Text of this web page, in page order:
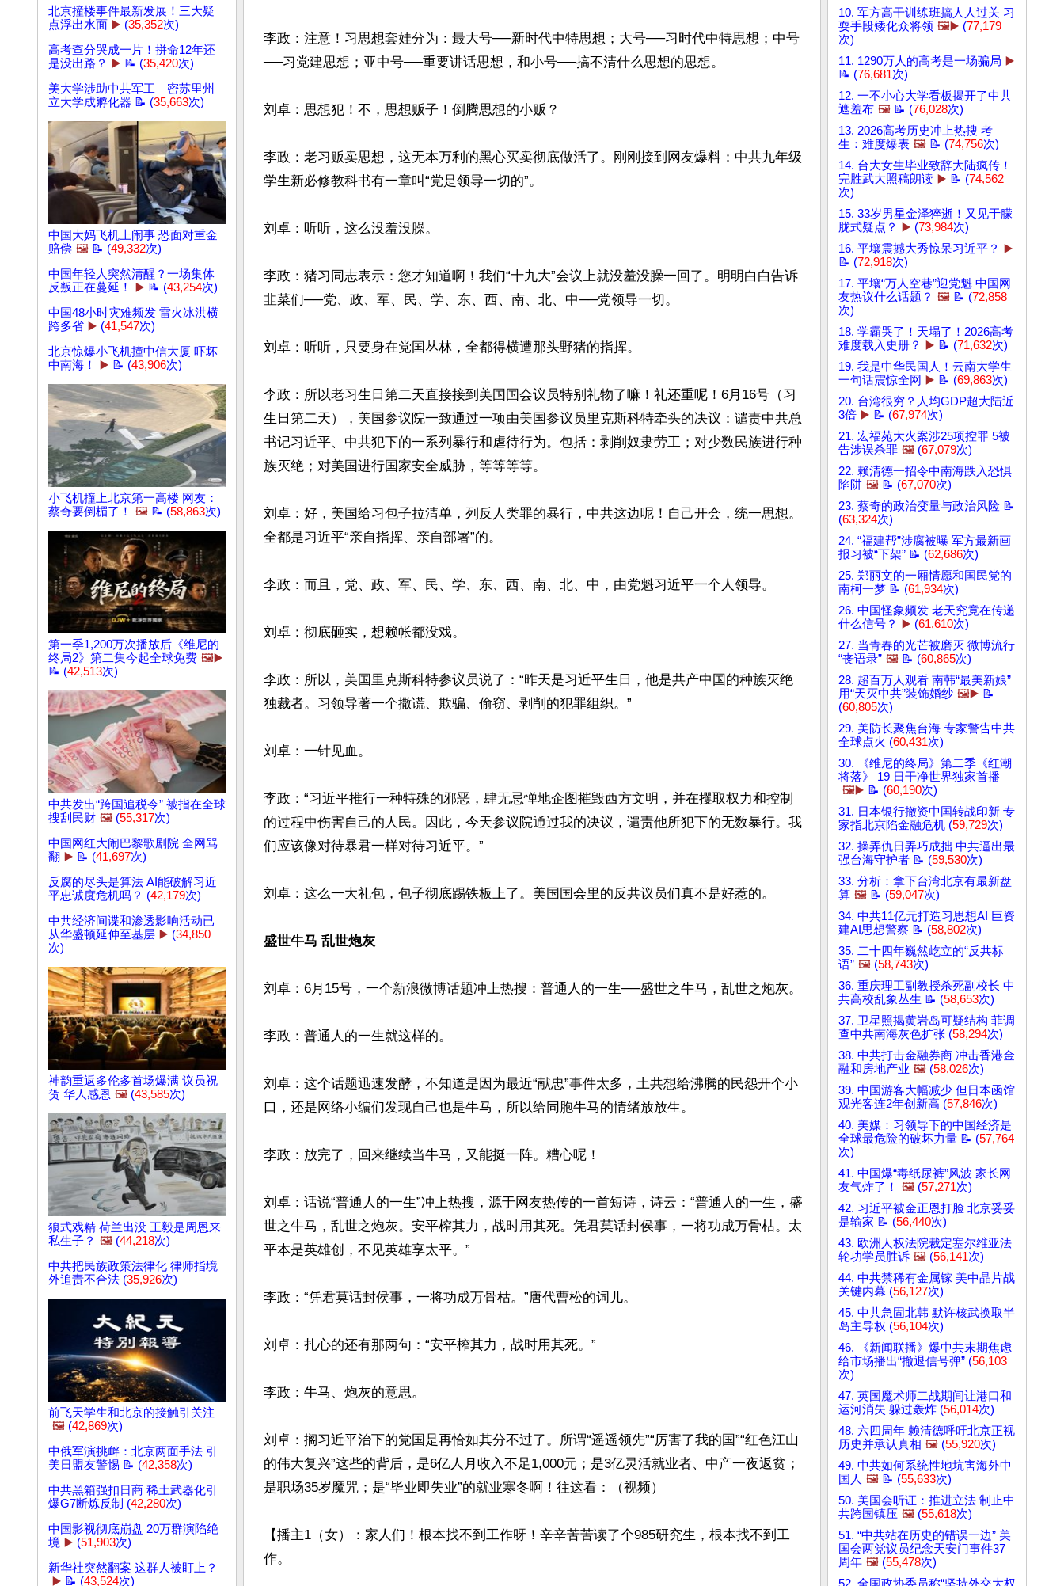
北京撞楼事件最新发展！三大疑
点浮出水面 ▶️ (35,352次)
高考查分哭成一片！拼命12年还
是没出路？
▶️ 📝 (35,420次)
美大学涉助中共军工 密苏里州
立大学成孵化器 📝 (35,663次)
中国大妈飞机上闹事 恐面对重金
赔偿 🖼️ 📝 (49,332次)
中国年轻人突然清醒？一场集体
反叛正在蔓延！
▶️ 📝 (43,254次)
中国48小时灾难频发 雷火冰洪横
跨多省 ▶️ (41,547次)
北京惊爆小飞机撞中信大厦 吓坏
中南海！
▶️ 📝 (43,906次)
小飞机撞上北京第一高楼 网友：
蔡奇要倒楣了！
🖼️ 📝 (58,863次)
第一季1,200万次播放后《维尼的
终局2》第二集今起全球免费 🖼️▶️
📝 (42,513次)
中共发出“跨国追税令” 被指在全球
搜刮民财 🖼️ (55,317次)
中国网红大闹巴黎歌剧院 全网骂
翻 ▶️ 📝 (41,697次)
反腐的尽头是算法 AI能破解习近
平忠诚度危机吗？ (42,179次)
中共经济间谍和渗透影响活动已
从华盛顿延伸至基层 ▶️ (34,850
次)
神韵重返多伦多首场爆满 议员祝
贺 华人感恩 🖼️ (43,585次)
狼式戏精 荷兰出没 王毅是周恩来
私生子？ 🖼️ (44,218次)
中共把民族政策法律化 律师指境
外追责不合法 (35,926次)
前飞天学生和北京的接触引关注
🖼️ (42,869次)
中俄军演挑衅：北京两面手法 引
美日盟友警惕 📝 (42,358次)
中共黑箱强扣日商 稀土武器化引
爆G7断炼反制 (42,280次)
中国影视彻底崩盘 20万群演陷绝
境 ▶️ (51,903次)
新华社突然翻案 这群人被盯上？
▶️ 📝 (43,524次)
李政：注意！习思想套娃分为：最大号──新时代中特思想；大号──习时代中特思想；中号
──习党建思想；亚中号──重要讲话思想，和小号──搞不清什么思想的思想。
刘卓：思想犯！不，思想贩子！倒腾思想的小贩？
李政：老习贩卖思想，这无本万利的黑心买卖彻底做活了。刚刚接到网友爆料：中共九年级
学生新必修教科书有一章叫“党是领导一切的”。
刘卓：听听，这么没羞没臊。
李政：猪习同志表示：您才知道啊！我们“十九大”会议上就没羞没臊一回了。明明白白告诉
韭菜们──党、政、军、民、学、东、西、南、北、中──党领导一切。
刘卓：听听，只要身在党国丛林，全都得横遭那头野猪的指挥。
李政：所以老习生日第二天直接接到美国国会议员特别礼物了嘛！礼还重呢！6月16号（习
生日第二天），美国参议院一致通过一项由美国参议员里克斯科特牵头的决议：谴责中共总
书记习近平、中共犯下的一系列暴行和虐待行为。包括：剥削奴隶劳工；对少数民族进行种
族灭绝；对美国进行国家安全威胁，等等等等。
刘卓：好，美国给习包子拉清单，列反人类罪的暴行，中共这边呢！自己开会，统一思想。
全都是习近平“亲自指挥、亲自部署”的。
李政：而且，党、政、军、民、学、东、西、南、北、中，由党魁习近平一个人领导。
刘卓：彻底砸实，想赖帐都没戏。
李政：所以，美国里克斯科特参议员说了：“昨天是习近平生日，他是共产中国的种族灭绝
独裁者。习领导著一个撒谎、欺骗、偷窃、剥削的犯罪组织。”
刘卓：一针见血。
李政：“习近平推行一种特殊的邪恶，肆无忌惮地企图摧毁西方文明，并在攫取权力和控制
的过程中伤害自己的人民。因此，今天参议院通过我的决议，谴责他所犯下的无数暴行。我
们应该像对待暴君一样对待习近平。”
刘卓：这么一大礼包，包子彻底踢铁板上了。美国国会里的反共议员们真不是好惹的。
盛世牛马 乱世炮灰
刘卓：6月15号，一个新浪微博话题冲上热搜：普通人的一生──盛世之牛马，乱世之炮灰。
李政：普通人的一生就这样的。
刘卓：这个话题迅速发酵，不知道是因为最近“献忠”事件太多，土共想给沸腾的民怨开个小
口，还是网络小编们发现自己也是牛马，所以给同胞牛马的情绪放放生。
李政：放完了，回来继续当牛马，又能挺一阵。糟心呢！
刘卓：话说“普通人的一生”冲上热搜，源于网友热传的一首短诗，诗云：“普通人的一生，盛
世之牛马，乱世之炮灰。安平榨其力，战时用其死。凭君莫话封侯事，一将功成万骨枯。太
平本是英雄创，不见英雄享太平。”
李政：“凭君莫话封侯事，一将功成万骨枯。”唐代曹松的词儿。
刘卓：扎心的还有那两句：“安平榨其力，战时用其死。”
李政：牛马、炮灰的意思。
刘卓：搁习近平治下的党国是再恰如其分不过了。所谓“遥遥领先”“厉害了我的国”“红色江山
的伟大复兴”这些的背后，是6亿人月收入不足1,000元；是3亿灵活就业者、中产一夜返贫；
是职场35岁魔咒；是“毕业即失业”的就业寒冬啊！往这看：（视频）
【播主1（女）：家人们！根本找不到工作呀！辛辛苦苦读了个985研究生，根本找不到工
作。
10. 军方高干训练班搞人人过关 习
耍手段矮化众将领 🖼️▶️ (77,179
次)
11. 1290万人的高考是一场骗局 ▶️
📝 (76,681次)
12. 一不小心大学看板揭开了中共
遮羞布 🖼️ 📝 (76,028次)
13. 2026高考历史冲上热搜 考
生：难度爆表 🖼️ 📝 (74,756次)
14. 台大女生毕业致辞大陆疯传！
完胜武大照稿朗读 ▶️ 📝 (74,562
次)
15. 33岁男星金泽猝逝！又见于朦
胧式疑点？
▶️ (73,984次)
16. 平壤震撼大秀惊呆习近平？
▶️
📝 (72,918次)
17. 平壤“万人空巷”迎党魁 中国网
友热议什么话题？ 🖼️ 📝 (72,858
次)
18. 学霸哭了！天塌了！2026高考
难度载入史册？
▶️ 📝 (71,632次)
19. 我是中华民国人！云南大学生
一句话震惊全网 ▶️ 📝 (69,863次)
20. 台湾很穷？人均GDP超大陆近
3倍 ▶️ 📝 (67,974次)
21. 宏福苑大火案涉25项控罪 5被
告涉误杀罪 🖼️ (67,079次)
22. 赖清德一招令中南海跌入恐惧
陷阱 🖼️ 📝 (67,070次)
23. 蔡奇的政治变量与政治风险 📝
(63,324次)
24. “福建帮”涉腐被曝 军方最新画
报习被“下架” 📝 (62,686次)
25. 郑丽文的一厢情愿和国民党的
南柯一梦 📝 (61,934次)
26. 中国怪象频发 老天究竟在传递
什么信号？
▶️ (61,610次)
27. 当青春的光芒被磨灭 微博流行
“丧语录” 🖼️ 📝 (60,865次)
28. 超百万人观看 南韩“最美新娘”
用“天灭中共”装饰婚纱 🖼️▶️ 📝
(60,805次)
29. 美防长聚焦台海 专家警告中共
全球点火 (60,431次)
30. 《维尼的终局》第二季《红潮
将落》 19 日干净世界独家首播
🖼️▶️ 📝 (60,190次)
31. 日本银行撤资中国转战印新 专
家指北京陷金融危机 (59,729次)
32. 操弄仇日弄巧成拙 中共逼出最
强台海守护者 📝 (59,530次)
33. 分析：拿下台湾北京有最新盘
算 🖼️ 📝 (59,047次)
34. 中共11亿元打造习思想AI 巨资
建AI思想警察 📝 (58,802次)
35. 二十四年巍然屹立的“反共标
语” 🖼️ (58,743次)
36. 重庆理工副教授杀死副校长 中
共高校乱象丛生 📝 (58,653次)
37. 卫星照揭黄岩岛可疑结构 菲调
查中共南海灰色扩张 (58,294次)
38. 中共打击金融券商 冲击香港金
融和房地产业 🖼️ (58,026次)
39. 中国游客大幅减少 但日本函馆
观光客连2年创新高 (57,846次)
40. 美媒：习领导下的中国经济是
全球最危险的破坏力量 📝 (57,764
次)
41. 中国爆“毒纸尿裤”风波 家长网
友气炸了！
🖼️ (57,271次)
42. 习近平被金正恩打脸 北京妥妥
是输家 📝 (56,440次)
43. 欧洲人权法院裁定塞尔维亚法
轮功学员胜诉 🖼️ (56,141次)
44. 中共禁稀有金属镓 美中晶片战
关键内幕 (56,127次)
45. 中共急固北韩 默许核武换取半
岛主导权 (56,104次)
46. 《新闻联播》爆中共末期焦虑
给市场播出“撤退信号弹” (56,103
次)
47. 英国魔术师二战期间让港口和
运河消失 躲过轰炸 (56,014次)
48. 六四周年 赖清德呼吁北京正视
历史并承认真相 🖼️ (55,920次)
49. 中共如何系统性地坑害海外中
国人 🖼️ 📝 (55,633次)
50. 美国会听证：推进立法 制止中
共跨国镇压 🖼️ (55,618次)
51. “中共站在历史的错误一边” 美
国会两党议员纪念天安门事件37
周年 🖼️ (55,478次)